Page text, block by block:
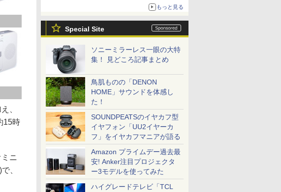
もっと見る
Special Site
ソニーミラーレス一眼の大特
集！ 見どころ記事まとめ
鳥肌ものの「DENON
HOME」サウンドを体感し
た！
SOUNDPEATSのイヤカフ型
イヤフォン「UU2イヤーカ
フ」をイヤカフマニアが語る
Amazon プライムデー過去最
安! Anker注目プロジェクタ
ー3モデルを使ってみた
ハイグレードテレビ「TCL
、
15時
ニ
、